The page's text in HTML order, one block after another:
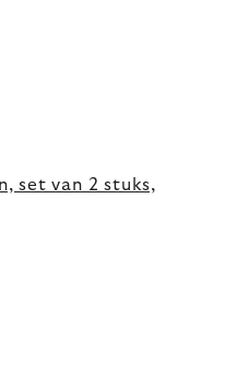
set van 2 stuks,